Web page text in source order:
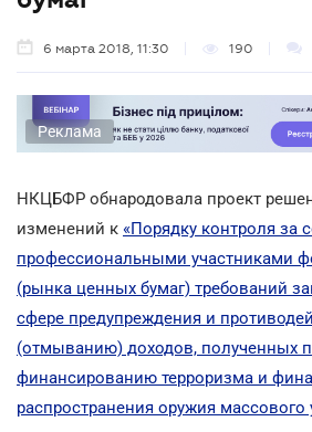
6 марта 2018, 11:30 190
Реклама
НКЦБФР обнародовала проект
изменений к «Порядку контроля за
профессиональными участниками
(рынка ценных бумаг) требований
сфере предупреждения и
(отмыванию) доходов, полученных
финансированию терроризма и
распространения оружия массового